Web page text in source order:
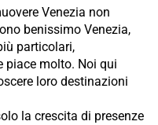
Venezia non
benissimo Venezia,
particolari,
piace molto. Noi qui
loro destinazioni
la crescita di presenze